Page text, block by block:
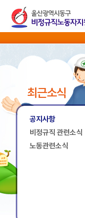
최근소식
공지사항
비정규직 관련소식
노동관련소식